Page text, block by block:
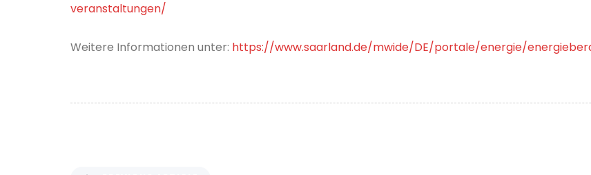
veranstaltungen/
Weitere Informationen unter: https://www.saarland.de/mwide/DE/portale/energie/